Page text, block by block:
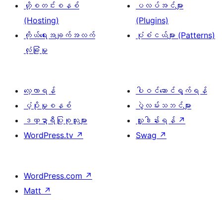
ဟို့စတင်းစနစ်
(Hosting)
ကိုယ်ရေးအချက်အလက်
လုံခြုံမှု
ပလပ်အင်များ
(Plugins)
ပုံစံငယ်များ (Patterns)
လေ့လာရန်
ပံ့ပိုးမှုစနစ်
ဒဏ္ဍာရီပြုစုသူများ
WordPress.tv ↗
ပါဝင်ဆောင်ရွက်ရန်
ပွဲလမ်းသဘင်များ
လှူဒါန်းရန် ↗
Swag ↗
WordPress.com ↗
Matt ↗